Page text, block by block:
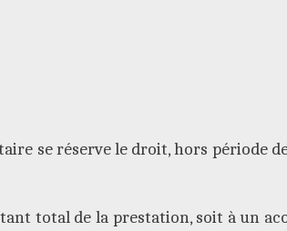
se réserve le droit, hors période
total de la prestation, soit à un